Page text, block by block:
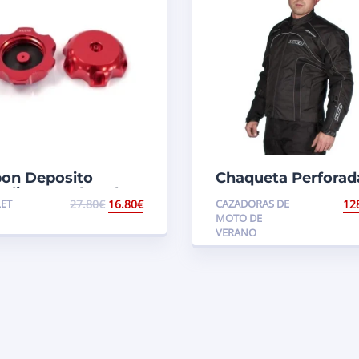
Deposito
Honda color
27.80€ 16.80€
Chaqueta
Tuzo T-Vent Men
CAZADORAS DE
MOTO DE
VERANO